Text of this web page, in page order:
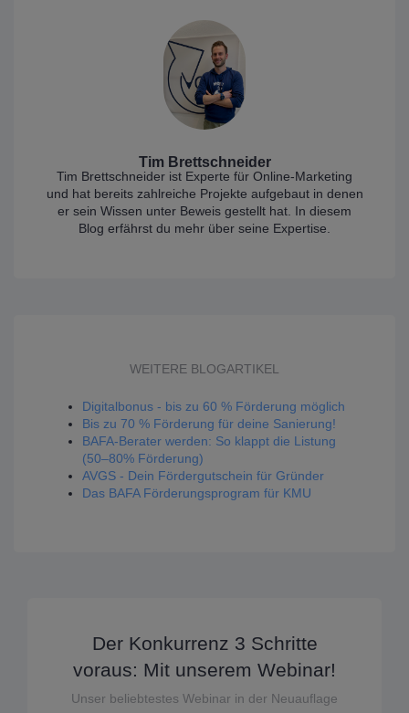
Tim Brettschneider
Tim Brettschneider ist Experte für Online-Marketing
und hat bereits zahlreiche Projekte aufgebaut in denen
er sein Wissen unter Beweis gestellt hat. In diesem
Blog erfährst du mehr über seine Expertise.
WEITERE BLOGARTIKEL
Digitalbonus - bis zu 60 % Förderung möglich
Bis zu 70 % Förderung für deine Sanierung!
BAFA-Berater werden: So klappt die Listung
(50–80% Förderung)
AVGS - Dein Fördergutschein für Gründer
Das BAFA Förderungsprogram für KMU
Der Konkurrenz 3 Schritte
voraus: Mit unserem Webinar!
Unser beliebtestes Webinar in der Neuauflage